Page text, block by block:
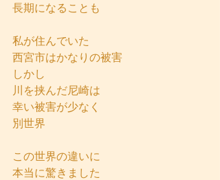
長期になることも
私が住んでいた
西宮市はかなりの被害
しかし
川を挟んだ尼崎は
幸い被害が少なく
別世界
この世界の違いに
本当に驚きました